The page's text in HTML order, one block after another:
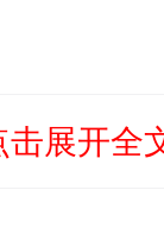
击展开全